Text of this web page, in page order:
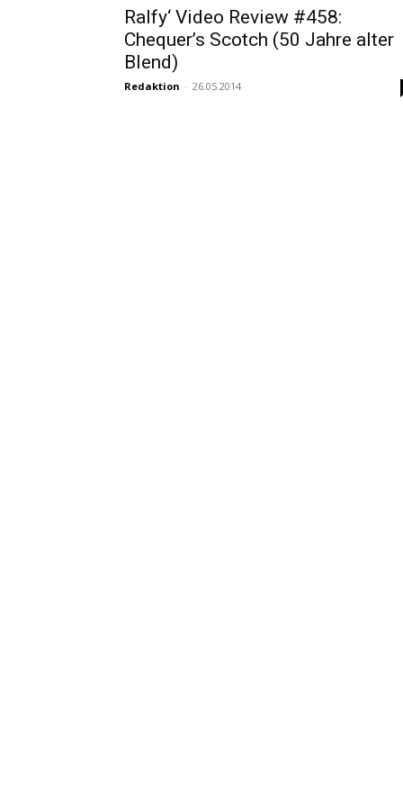
Ralfy‘ Video Review #458:
Chequer’s Scotch (50 Jahre alter
Blend)
Redaktion - 26.05.2014